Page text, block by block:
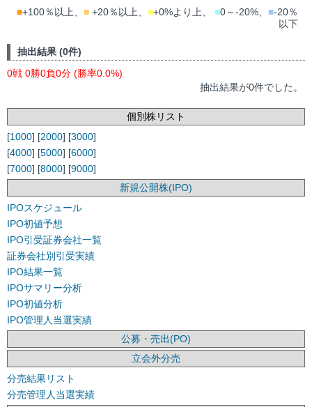
■+100％以上、 ■ +20％以上、 ■+0%より上、 ■0～-20%、 ■-20％
以下
抽出結果 (0件)
0戦 0勝0負0分 (勝率0.0%)
抽出結果が0件でした。
個別株リスト
[1000] [2000] [3000]
[4000] [5000] [6000]
[7000] [8000] [9000]
新規公開株(IPO)
IPOスケジュール
IPO初値予想
IPO引受証券会社一覧
証券会社別引受実績
IPO結果一覧
IPOサマリー分析
IPO初値分析
IPO管理人当選実績
公募・売出(PO)
立会外分売
分売結果リスト
分売管理人当選実績